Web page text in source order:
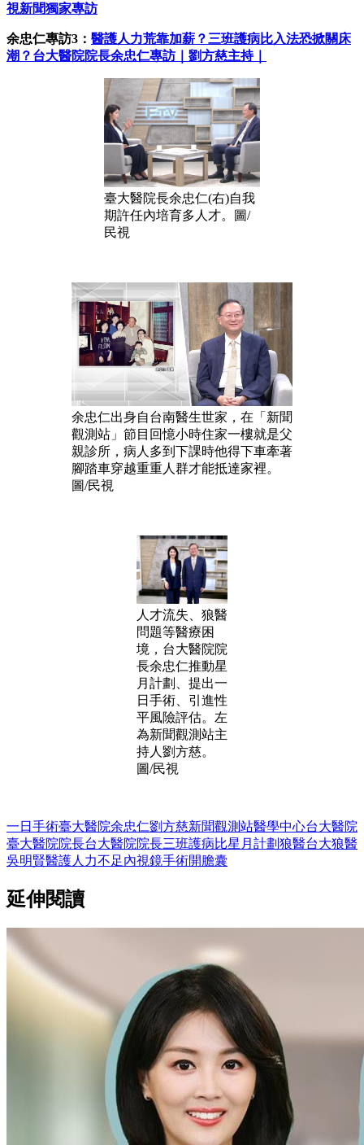
視新聞獨家專訪
余忠仁專訪3： 醫護人力荒靠加薪？三班護病比入法恐掀關床
潮？台大醫院院長余忠仁專訪｜劉方慈主持｜
臺大醫院長余忠仁(右)自我
期許任內培育多人才。圖/
民視
余忠仁出身自台南醫生世家，在「新聞
觀測站」節目回憶小時住家一樓就是父
親診所，病人多到下課時他得下車牽著
腳踏車穿越重重人群才能抵達家裡。
圖/民視
人才流失、狼醫
問題等醫療困
境，台大醫院院
長余忠仁推動星
月計劃、提出一
日手術、引進性
平風險評估。左
為新聞觀測站主
持人劉方慈。
圖/民視
一日手術臺大醫院余忠仁劉方慈新聞觀測站醫學中心台大醫院
臺大醫院院長台大醫院院長三班護病比星月計劃狼醫台大狼醫
吳明賢醫護人力不足內視鏡手術開膽囊
延伸閱讀